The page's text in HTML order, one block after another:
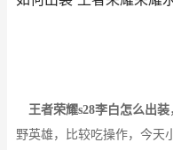
王者荣耀s28李白怎么出装
野英雄，比较吃操作，今天